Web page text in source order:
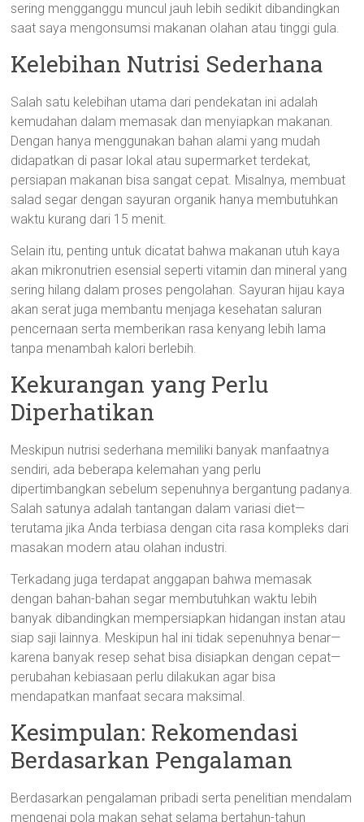
sering mengganggu muncul jauh lebih sedikit dibandingkan
saat saya mengonsumsi makanan olahan atau tinggi gula.
Kelebihan Nutrisi Sederhana
Salah satu kelebihan utama dari pendekatan ini adalah
kemudahan dalam memasak dan menyiapkan makanan.
Dengan hanya menggunakan bahan alami yang mudah
didapatkan di pasar lokal atau supermarket terdekat,
persiapan makanan bisa sangat cepat. Misalnya, membuat
salad segar dengan sayuran organik hanya membutuhkan
waktu kurang dari 15 menit.
Selain itu, penting untuk dicatat bahwa makanan utuh kaya
akan mikronutrien esensial seperti vitamin dan mineral yang
sering hilang dalam proses pengolahan. Sayuran hijau kaya
akan serat juga membantu menjaga kesehatan saluran
pencernaan serta memberikan rasa kenyang lebih lama
tanpa menambah kalori berlebih.
Kekurangan yang Perlu
Diperhatikan
Meskipun nutrisi sederhana memiliki banyak manfaatnya
sendiri, ada beberapa kelemahan yang perlu
dipertimbangkan sebelum sepenuhnya bergantung padanya.
Salah satunya adalah tantangan dalam variasi diet—
terutama jika Anda terbiasa dengan cita rasa kompleks dari
masakan modern atau olahan industri.
Terkadang juga terdapat anggapan bahwa memasak
dengan bahan-bahan segar membutuhkan waktu lebih
banyak dibandingkan mempersiapkan hidangan instan atau
siap saji lainnya. Meskipun hal ini tidak sepenuhnya benar—
karena banyak resep sehat bisa disiapkan dengan cepat—
perubahan kebiasaan perlu dilakukan agar bisa
mendapatkan manfaat secara maksimal.
Kesimpulan: Rekomendasi
Berdasarkan Pengalaman
Berdasarkan pengalaman pribadi serta penelitian mendalam
mengenai pola makan sehat selama bertahun-tahun